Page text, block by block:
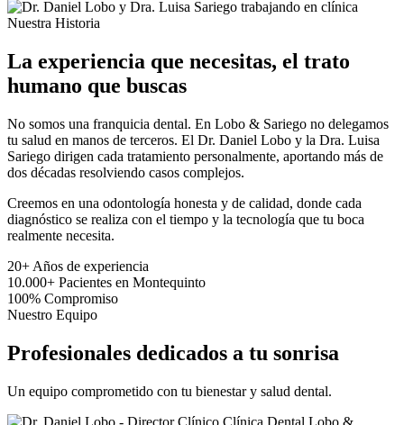
Nuestra Historia
La experiencia que necesitas, el trato
humano que buscas
No somos una franquicia dental. En Lobo & Sariego no delegamos
tu salud en manos de terceros. El Dr. Daniel Lobo y la Dra. Luisa
Sariego dirigen cada tratamiento personalmente, aportando más de
dos décadas resolviendo casos complejos.
Creemos en una odontología honesta y de calidad, donde cada
diagnóstico se realiza con el tiempo y la tecnología que tu boca
realmente necesita.
20+ Años de experiencia
10.000+ Pacientes en Montequinto
100% Compromiso
Nuestro Equipo
Profesionales dedicados a tu sonrisa
Un equipo comprometido con tu bienestar y salud dental.